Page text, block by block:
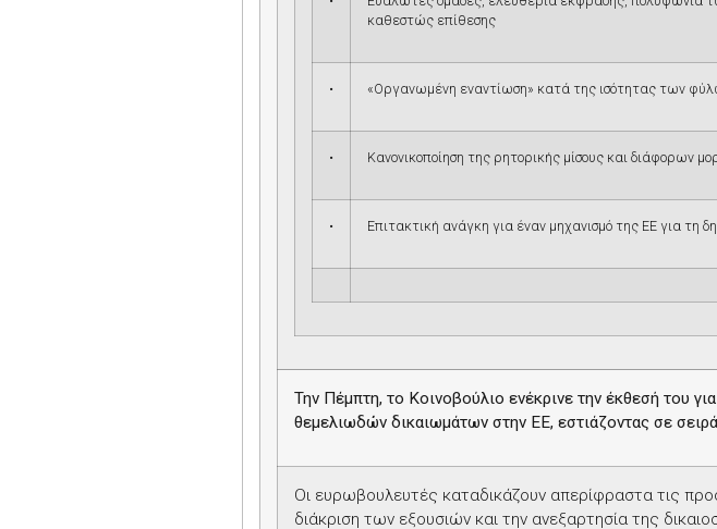
καθεστώς επίθεσης
• «Οργανωμένη εναντίωση» κατά της ισότητας των
• Κανονικοποίηση της ρητορικής μίσους και διάφορων
• Επιτακτική ανάγκη για έναν μηχανισμό της ΕΕ για τη
Την Πέμπτη, το Κοινοβούλιο ενέκρινε την έκθεσή του
θεμελιωδών δικαιωμάτων στην ΕΕ, εστιάζοντας σε
Οι ευρωβουλευτές καταδικάζουν απερίφραστα τις
διάκριση των εξουσιών και την ανεξαρτησία της